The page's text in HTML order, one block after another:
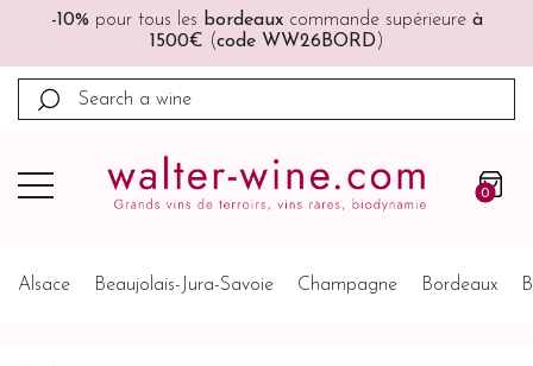
🚚🚚Port offertà partir de 200€ (France, Allemagne,
Belgique, Pays-Bas)
0
Alsace Beaujolais-Jura-Savoie Champagne Bordeaux